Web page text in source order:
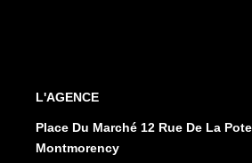
L'AGENCE
Place Du Marché 12 Rue De La
Montmorency